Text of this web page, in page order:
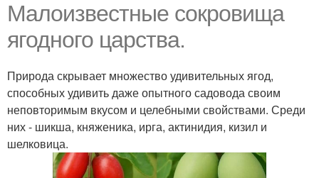
Малоизвестные сокровища
ягодного царства.
Природа скрывает множество удивительных ягод,
способных удивить даже опытного садовода своим
неповторимым вкусом и целебными свойствами. Среди
них - шикша, княженика, ирга, актинидия, кизил и
шелковица.